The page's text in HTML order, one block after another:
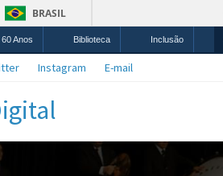
BRASIL
60 Anos Biblioteca Inclusão
Instagram E-mail